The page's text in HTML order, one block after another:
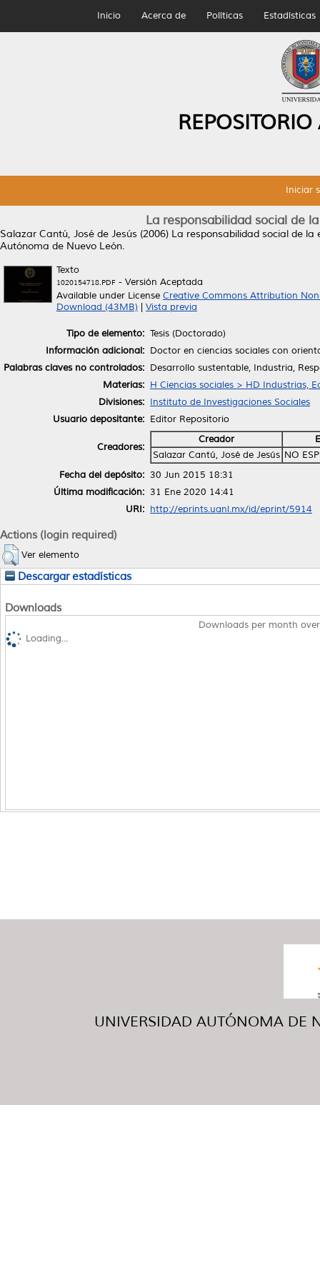
Inicio Acerca de Políticas Estadísticas
Iniciar
La responsabilidad social de
Salazar Cantú, José de Jesús (2006) La responsabilidad social de
Autónoma de Nuevo León.
Texto
1020154718.PDF - Versión Aceptada
Available under License Creative Commons Attribution
Download (43MB)
Vista previa
Tipo de elemento: Tesis (Doctorado)
Información adicional: Doctor en ciencias sociales con
Palabras claves no controlados: Desarrollo sustentable, Industria,
Materias: H Ciencias sociales > HD Industrias,
Divisiones: Instituto de Investigaciones Sociales
Usuario depositante: Editor Repositorio
Creadores:
Creador
Salazar Cantú, José de Jesús NO
Fecha del depósito: 30 Jun 2015 18:31
Última modificación: 31 Ene 2020 14:41
URI: http://eprints.uanl.mx/id/eprint/5914
Actions (login required)
Ver elemento
Descargar estadísticas
Downloads
Downloads per month
Loading...
UNIVERSIDAD AUTÓNOMA DE